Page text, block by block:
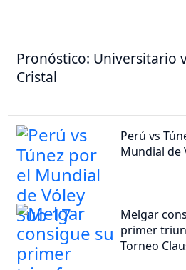
Pronóstico: Universitario
Cristal
Perú vs
Mundial de
Melgar
primer
Torneo